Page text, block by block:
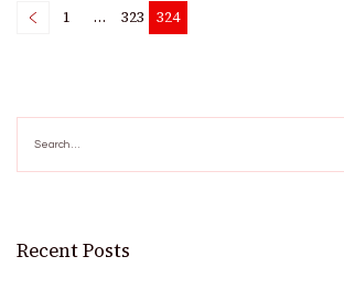
Posts
Page
1 … Page
323 Page
324
for:
Recent Posts